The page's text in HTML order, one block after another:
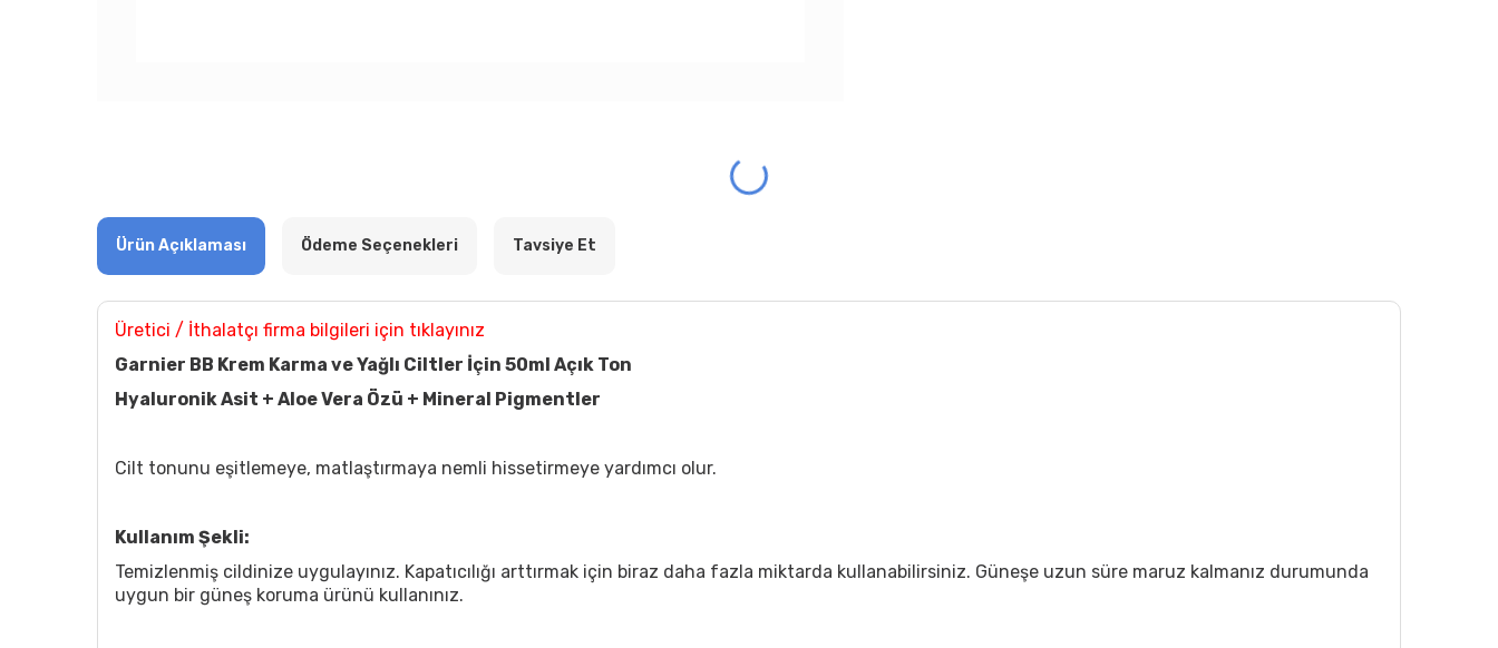
Ürün Açıklaması Ödeme Seçenekleri Tavsiye Et
Üretici / İthalatçı firma bilgileri için tıklayınız
Garnier BB Krem Karma ve Yağlı Ciltler İçin 50ml Açık Ton
Hyaluronik Asit + Aloe Vera Özü + Mineral Pigmentler
Cilt tonunu eşitlemeye, matlaştırmaya nemli hissetirmeye yardımcı olur.
Kullanım Şekli:
Temizlenmiş cildinize uygulayınız. Kapatıcılığı arttırmak için biraz daha fazla miktarda kullanabilirsiniz. Güneşe uzun süre maruz kalmanız durumunda
uygun bir güneş koruma ürünü kullanınız.